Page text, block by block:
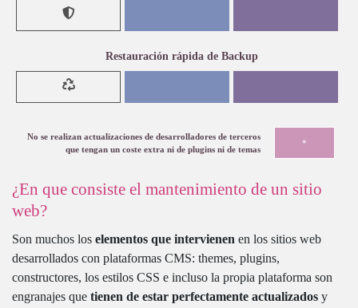
Restauración rápida de Backup
No se realizan actualizaciones de desarrolladores de terceros
que tengan un coste extra ni de plugins ni de temas
*
¿En que consiste el mantenimiento de un sitio
web?
Son muchos los elementos que intervienen en los sitios web
desarrollados con plataformas CMS: themes, plugins,
constructores, los estilos CSS e incluso la propia plataforma son
engranajes que tienen de estar perfectamente actualizados y